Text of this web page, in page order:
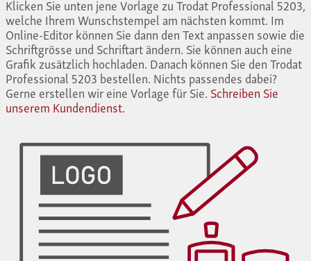
Klicken Sie unten jene Vorlage zu Trodat Professional 5203,
welche Ihrem Wunschstempel am nächsten kommt. Im
Online-Editor können Sie dann den Text anpassen sowie die
Schriftgrösse und Schriftart ändern. Sie können auch eine
Grafik zusätzlich hochladen. Danach können Sie den Trodat
Professional 5203 bestellen. Nichts passendes dabei?
Gerne erstellen wir eine Vorlage für Sie. Schreiben Sie
unserem Kundendienst.